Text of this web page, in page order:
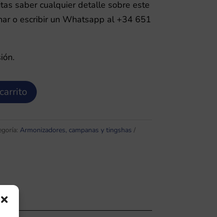
saber cualquier detalle sobre este
o escribir un Whatsapp al +34 651
Armonizadores, campanas y tingshas